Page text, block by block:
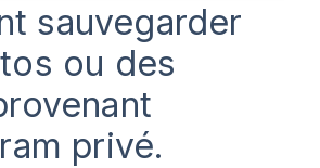
sauvegarder
ou des
privé.